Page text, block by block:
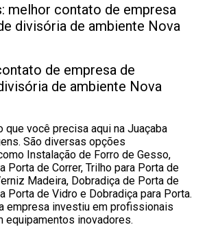
melhor contato de empresa
divisória de ambiente Nova
de empresa de
de ambiente Nova
que você precisa aqui na Juaçaba
São diversas opções
Instalação de Forro de Gesso,
Porta de Correr, Trilho para Porta de
Madeira, Dobradiça de Porta de
Porta de Vidro e Dobradiça para Porta.
empresa investiu em profissionais
equipamentos inovadores.